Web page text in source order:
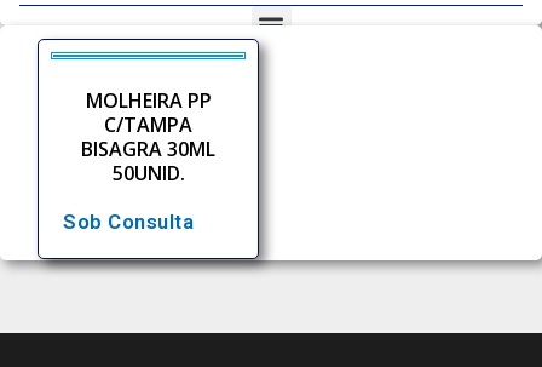
MOLHEIRA PP
C/TAMPA
BISAGRA 30ML
50UNID.
Sob Consulta